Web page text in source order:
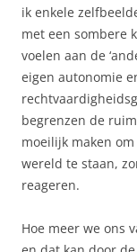
ik enkele
met een sombere
voelen aan de
eigen autonomie
begrenzen de
moeilijk maken
wereld te staan,
reageren.
Hoe meer we ons